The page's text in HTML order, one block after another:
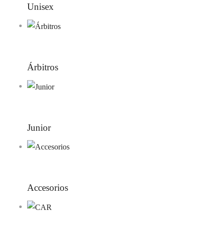
Unisex
Árbitros
Junior
Accesorios